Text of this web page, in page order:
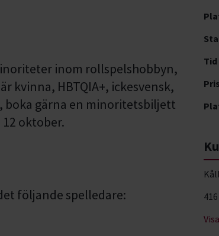
inom rollspelshobbyn,
kvinna, HBTQIA+, ickesvensk,
gärna en minoritetsbiljett
oktober.
följande spelledare:
Tid
Pris